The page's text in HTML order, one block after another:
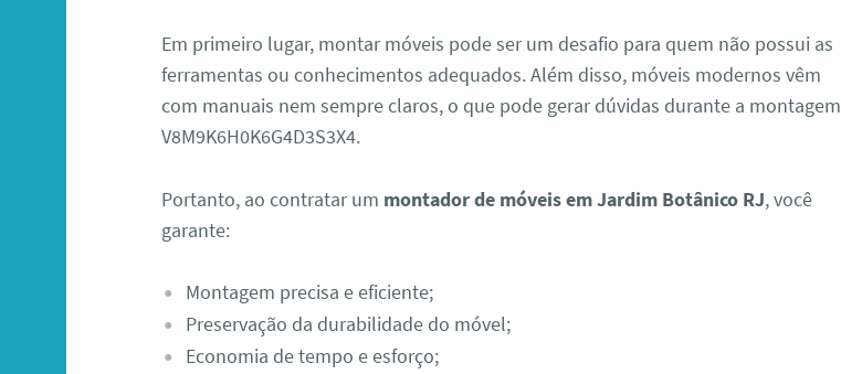
Em primeiro lugar, montar móveis pode ser um desafio para quem não possui as
ferramentas ou conhecimentos adequados. Além disso, móveis modernos vêm
com manuais nem sempre claros, o que pode gerar dúvidas durante a montagem
V8M9K6H0K6G4D3S3X4.
Portanto, ao contratar um montador de móveis em Jardim Botânico RJ, você
garante:
Montagem precisa e eficiente;
Preservação da durabilidade do móvel;
Economia de tempo e esforço;